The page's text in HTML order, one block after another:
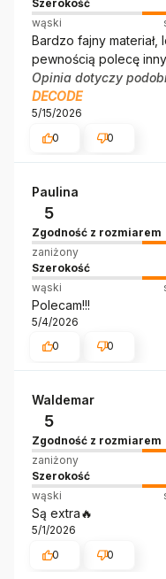
Szerokość
wąski
Bardzo fajny
pewnością polecę
Opinia dotyczy
DECODE
5/15/2026
0
0
Paulina
5
Zgodność z rozmiarem
zaniżony
Szerokość
wąski
Polecam!!!
5/4/2026
0
0
Waldemar
5
Zgodność z rozmiarem
zaniżony
Szerokość
wąski
Są extra🔥
5/1/2026
0
0